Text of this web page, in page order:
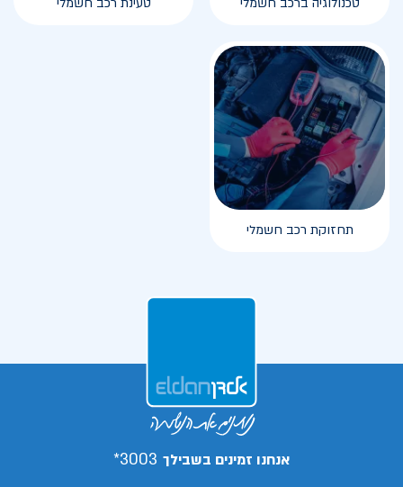
תחזוקת רכב חשמלי
אנחנו זמינים בשבילך 3003*